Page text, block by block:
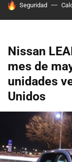
HOY SE HABLA DE
Seguridad
Nissan
mes de
unidades
Unidos